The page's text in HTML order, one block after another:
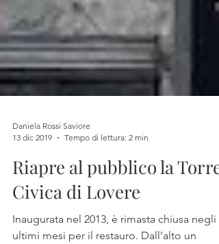
Daniela Rossi Saviore
13 dic 2019
Tempo di lettura: 2 min
Riapre al pubblico la Torre
Civica di Lovere